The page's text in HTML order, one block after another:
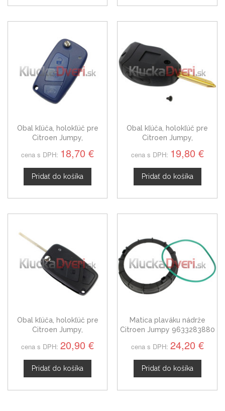
Obal kľúča, holokľúč pre
Citroen Jumpy,
cena s DPH: 18,70 €
Pridať do košíka
Obal kľúča, holokľúč pre
Citroen Jumpy,
cena s DPH: 19,80 €
Pridať do košíka
Obal kľúča, holokľúč pre
Citroen Jumpy,
cena s DPH: 20,90 €
Pridať do košíka
Matica plaváku nádrže
Citroen Jumpy 9633283880
cena s DPH: 24,20 €
Pridať do košíka